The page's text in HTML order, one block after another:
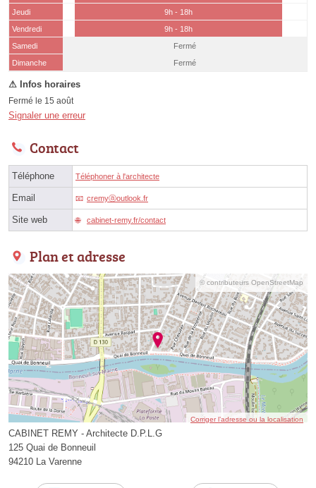
Jeudi
9h - 18h
Vendredi
9h - 18h
Samedi
(15 août)
Fermé
Dimanche
Fermé
Fermé le 15 août
Signaler une erreur
Contact
Téléphone Téléphoner à l'architecte
Email cremyⓐoutlook.fr
Site web cabinet-remy.fr/contact
Plan et adresse
© contributeurs OpenStreetMap
Corriger l’adresse ou la localisation
CABINET REMY - Architecte D.P.L.G
125 Quai de Bonneuil
94210 La Varenne